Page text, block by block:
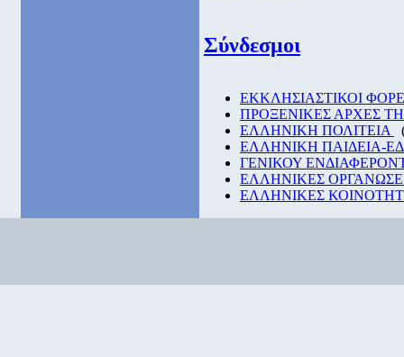
Σύνδεσμοι
EKKΛΗΣΙΑΣΤΙΚΟΙ
ΠΡΟΞΕΝΙΚΕΣ ΑΡΧΕΣ
ΕΛΛΗΝΙΚΗ ΠΟΛΙΤΕΙΑ
ΕΛΛΗΝΙΚΗ ΠΑΙΔΕΙΑ-
ΓΕΝΙΚΟΥ
ΕΛΛΗΝΙΚΕΣ
ΕΛΛΗΝΙΚΕΣ